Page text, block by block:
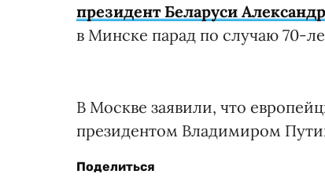
президент Беларуси
в Минске парад по случаю 70-
В Москве заявили, что
президентом Владимиром
Поделиться